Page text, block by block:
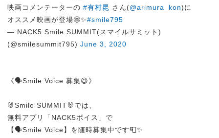
映画コメンテーターの #有村昆 さん(@arimura_kon)に
オススメ映画が登場🤩✨#smile795
— NACK5 Smile SUMMIT(スマイルサミット)
(@smilesummit795) June 3, 2020
《🗣️Smile Voice 募集😆》
🐰Smile SUMMIT🐰では、
無料アプリ「NACK5ボイス」で
【🗣️Smile Voice】を随時募集中です📮✨